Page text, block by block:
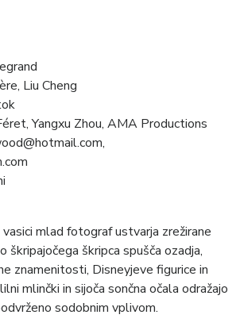
Liu Cheng
Yangxu Zhou, AMA Productions
mlad fotograf ustvarja zrežirane
škripajočega škripca spušča ozadja,
znamenitosti, Disneyjeve figurice in
mlinčki in sijoča sončna očala odražajo
sodobnim vplivom.